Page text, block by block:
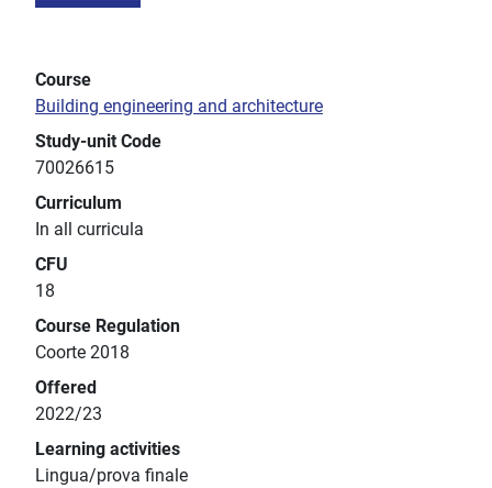
Course
Building engineering and architecture
Study-unit Code
70026615
Curriculum
In all curricula
CFU
18
Course Regulation
Coorte 2018
Offered
2022/23
Learning activities
Lingua/prova finale